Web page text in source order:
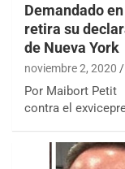
Demandado
retira su
de Nueva York
noviembre 2, 2020
Por Maibort Petit
contra el